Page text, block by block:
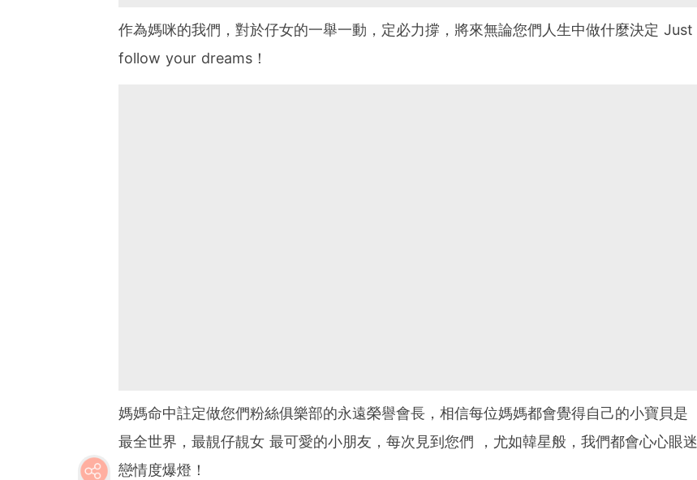
作為媽咪的我們，對於仔女的一舉一動，定必力撐，將來無論您們人生中做什麼決定 Just
follow your dreams！
媽媽命中註定做您們粉絲俱樂部的永遠榮譽會長，相信每位媽媽都會覺得自己的小寶貝是
最全世界，最靚仔靚女 最可愛的小朋友，每次見到您們 ，尤如韓星般，我們都會心心眼迷
戀情度爆燈！